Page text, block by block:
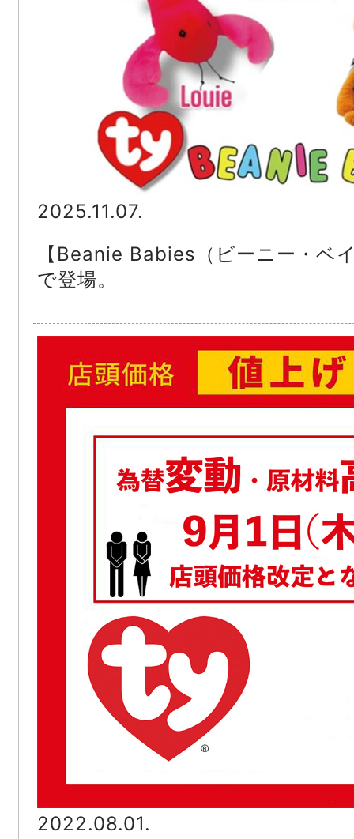
2025.11.07.
【Beanie Babies（ビーニー・ベ
で登場。
2022.08.01.